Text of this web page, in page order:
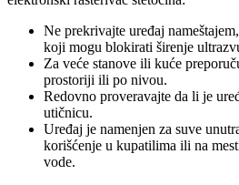
Ne prekrivajte uređaj
koji mogu blokirati širenje
Za veće stanove ili kuće
prostoriji ili po nivou.
Redovno proveravajte da li je
utičnicu.
Uređaj je namenjen za suve
korišćenje u kupatilima ili na
vode.